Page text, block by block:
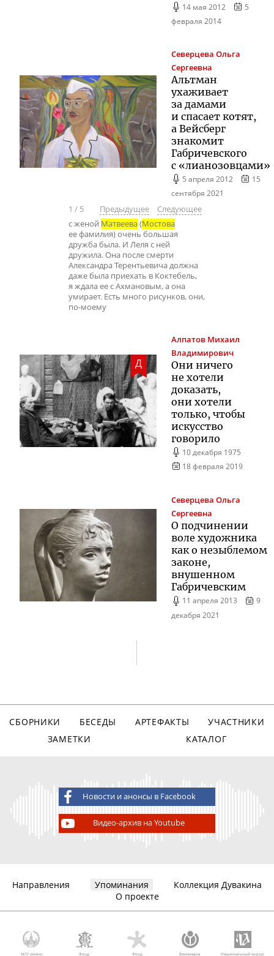
14 мая 2012
5
февраля 2014
Северцева Ольга
Сергеевна
Альтман
ухаживает
за дамами
и спасает котят,
а Вейсберг
знакомит
Габричевского
с «лианозовцами»
5 апреля 2012
15
сентября 2021
1 / 5 Предыдущее
Следующее
с женой Матвеева(Мостова
ее фамилия) очень большая
дружба была. И Леля с ней
дружила. Она после смерти
Александра Терентьевича должна
даже была приехать в Коктебель,
я ждала ее с Ахмановым, а она
умирает. Есть много рисунков, они,
по-моему
Д
Алпатов Михаил
Владимирович
Они ничего
не хотели
доказать,
они хотели
только, чтобы
искусство
говорило
10 декабря 1975
18 февраля 2019
Северцева Ольга
Сергеевна
О подчинении
воле художника
как о незыблемом
законе,
внушенном
Габричевским
11 апреля 2013
9
декабря 2021
СБОРНИКИ БЕСЕДЫ АРТЕФАКТЫ
УЧАСТНИКИ
ЗАМЕТКИ
КАТАЛОГ
Новости и анонсы в Facebook
Видео-архив на Youtube
Направления Упоминания
Коллекция Дувакина
О проекте
МГУ имени Фонд Фонд Викимедиа Национальный корпус